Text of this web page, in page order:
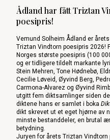
Ådland har fått Triztan
poesipris!
Vemund Solheim Ådland er
Triztan Vindtorn poesipris 2026!
Norges største poesipris (100
og er tidligere tildelt markante
Stein Mehren, Tone Hødnebø,
Cecilie Løveid, Øyvind Berg,
Carmona-Alvarez og Øyvind
utgitt fem diktsamlinger siden
diktene hans er samlet i boka
dikt skrevet ut et eget hjørne av
minste bestanddeler, en brutal
betydning.
Juryen for årets Triztan